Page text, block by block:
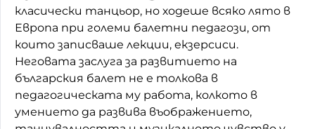
класически танцьор, но ходеше всяко лято в
Европа при големи балетни педагози, от
които записваше лекции, екзерсиси.
Неговата заслуга за развитието на
българския балет не е толкова в
педагогическата му работа, колкото в
умението да развива въображението,